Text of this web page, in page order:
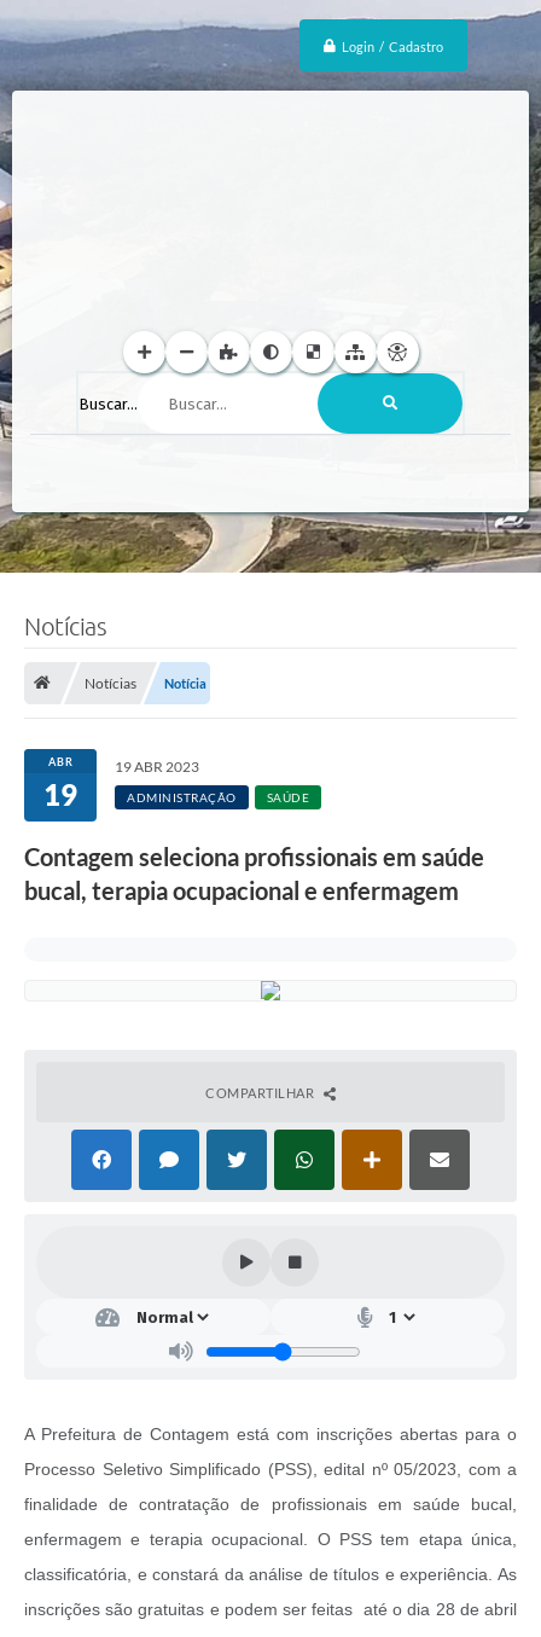
Login / Cadastro
Buscar...
Notícias
Notícias Notícia
ABR
19
19 ABR 2023
ADMINISTRAÇÃO SAÚDE
Contagem seleciona profissionais em saúde
bucal, terapia ocupacional e enfermagem
COMPARTILHAR
A Prefeitura de Contagem está com inscrições abertas para o
Processo Seletivo Simplificado (PSS), edital nº 05/2023, com a
finalidade de contratação de profissionais em saúde bucal,
enfermagem e terapia ocupacional. O PSS tem etapa única,
classificatória, e constará da análise de títulos e experiência. As
inscrições são gratuitas e podem ser feitas até o dia 28 de abril